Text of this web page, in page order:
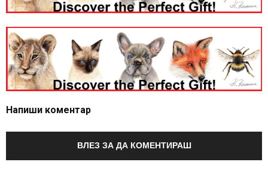
Напиши коментар
ВЛЕЗ ЗА ДА КОМЕНТИРАШ